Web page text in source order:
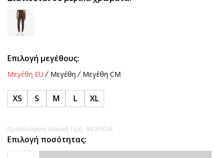
Επιλογή μεγέθους:
Μεγέθη EU Μεγέθη Μεγέθη CM
XS S M L XL
Προτεινόμενη Λιανική Τιμή: 44,99 EUR
Επιλογή ποσότητας: